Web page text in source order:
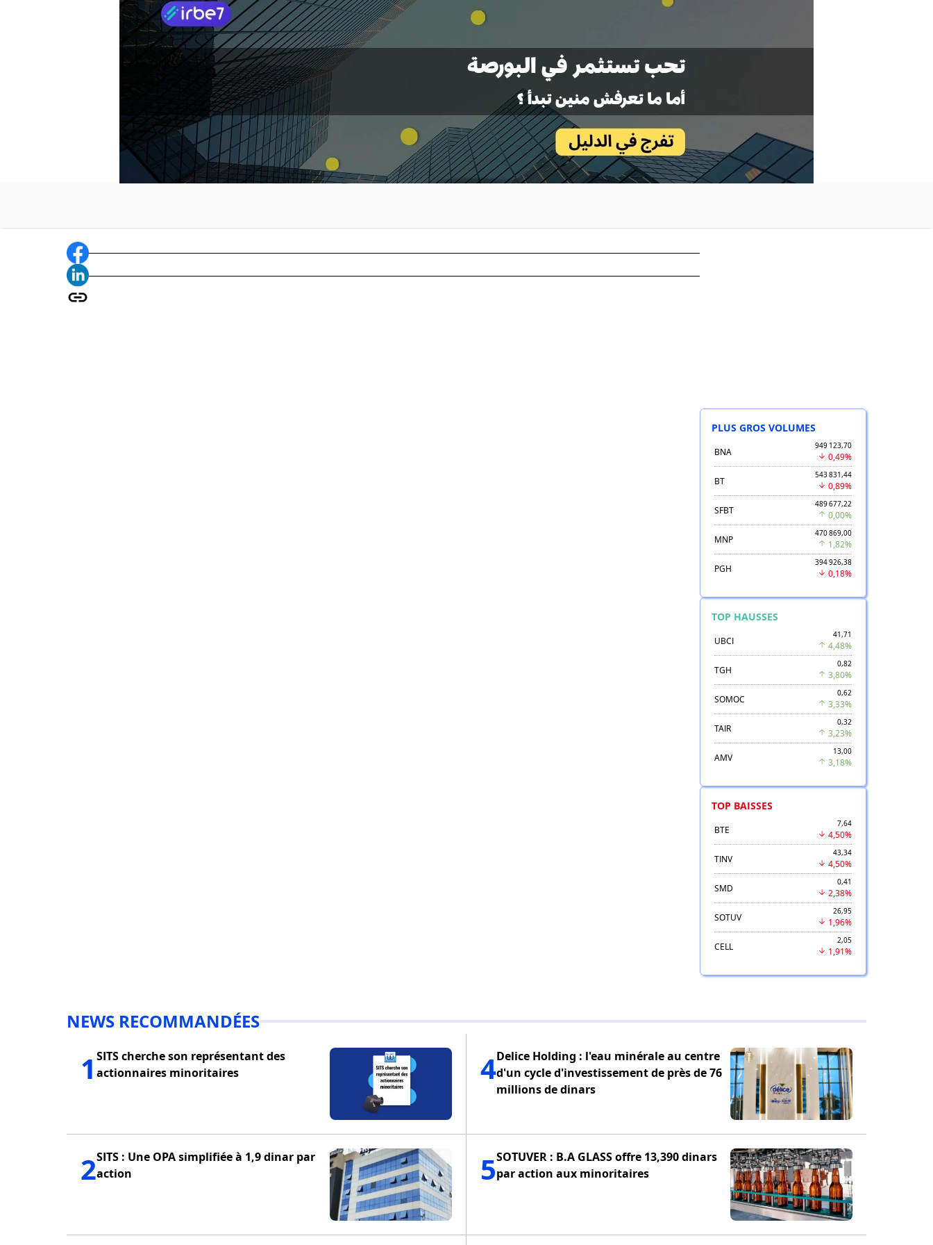
PLUS GROS VOLUMES
BNA
949 123,70
0,49%
BT
543 831,44
0,89%
SFBT
489 677,22
0,00%
MNP
470 869,00
1,82%
PGH
394 926,38
0,18%
TOP HAUSSES
UBCI
41,71
4,48%
TGH
0,82
3,80%
SOMOC
0,62
3,33%
TAIR
0,32
3,23%
AMV
13,00
3,18%
TOP BAISSES
BTE
7,64
4,50%
TINV
43,34
4,50%
SMD
0,41
2,38%
SOTUV
26,95
1,96%
CELL
2,05
1,91%
NEWS RECOMMANDÉES
1 SITS cherche son représentant des
actionnaires minoritaires
2SITS : Une OPA simplifiée à 1,9 dinar par
action
4Delice Holding : l'eau minérale au centre
d'un cycle d'investissement de près de 76
millions de dinars
5SOTUVER : B.A GLASS offre 13,390 dinars
par action aux minoritaires